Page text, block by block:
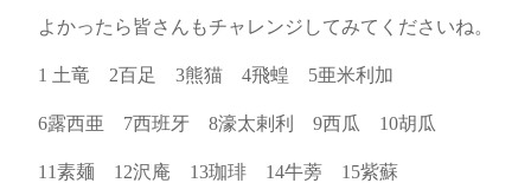
よかったら皆さんもチャレンジしてみてくださいね。
1 土竜 2百足 3熊猫 4飛蝗 5亜米利加
6露西亜 7西班牙 8濠太剌利 9西瓜 10胡瓜
11素麺 12沢庵 13珈琲 14牛蒡 15紫蘇